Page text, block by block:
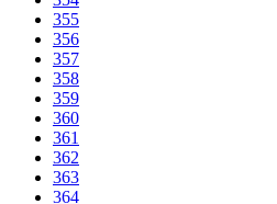
355
356
357
358
359
360
361
362
363
364